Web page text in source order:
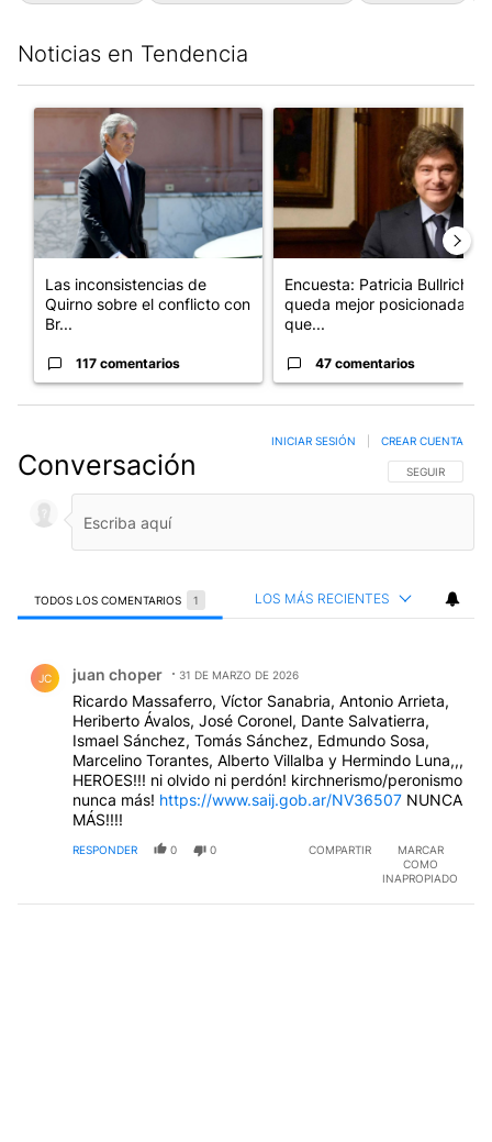
Noticias en Tendencia
Un artículo de tendencia con el título "Las inconsistencias de
Las inconsistencias de
Quirno sobre el conflicto con
Br...
117 comentarios
Un artículo de tendencia con
Encuesta: Patricia Bullrich
queda mejor posicionada
que...
47 comentarios
Conversación SIGA ESTA
SEGUIR
INICIAR SESIÓN CREAR CUENTA
TODOS LOS COMENTARIOS 1 LOS MÁS RECIENTES
JC juan choper 31 DE MARZO DE 2026
Ricardo Massaferro, Víctor Sanabria, Antonio Arrieta,
Heriberto Ávalos, José Coronel, Dante Salvatierra,
Ismael Sánchez, Tomás Sánchez, Edmundo Sosa,
Marcelino Torantes, Alberto Villalba y Hermindo Luna,,,
HEROES!!! ni olvido ni perdón! kirchnerismo/peronismo
nunca más! https://www.saij.gob.ar/NV36507 NUNCA
MÁS!!!!
RESPONDER 0 0 COMPARTIR
MARCAR
COMO
INAPROPIADO